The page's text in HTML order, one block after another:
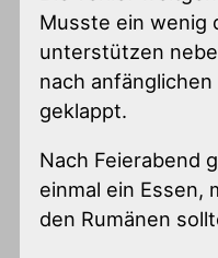
Musste ein wenig
unterstützen
nach
geklappt.
Nach Feierabend
einmal ein Essen,
den Rumänen